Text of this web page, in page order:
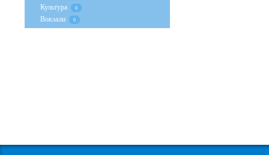
Культура 0
Вокзали 0